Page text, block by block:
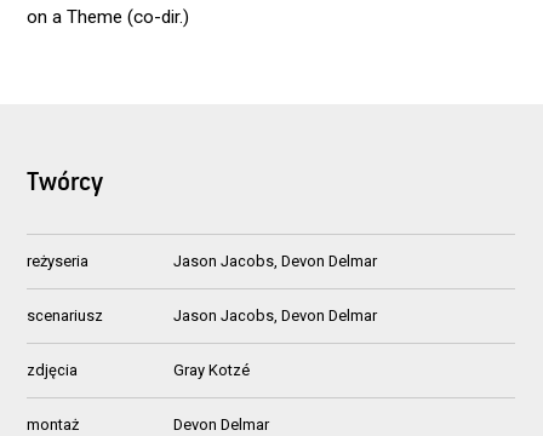
on a Theme (co-dir.)
Twórcy
reżyseria Jason Jacobs, Devon Delmar
scenariusz Jason Jacobs, Devon Delmar
zdjęcia Gray Kotzé
montaż Devon Delmar